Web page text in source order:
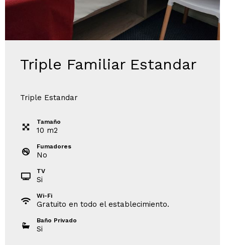
Triple Familiar Estandar
Triple Estandar
Tamaño
10 m2
Fumadores
No
TV
Si
Wi-Fi
Gratuito en todo el establecimiento.
Baño Privado
Si